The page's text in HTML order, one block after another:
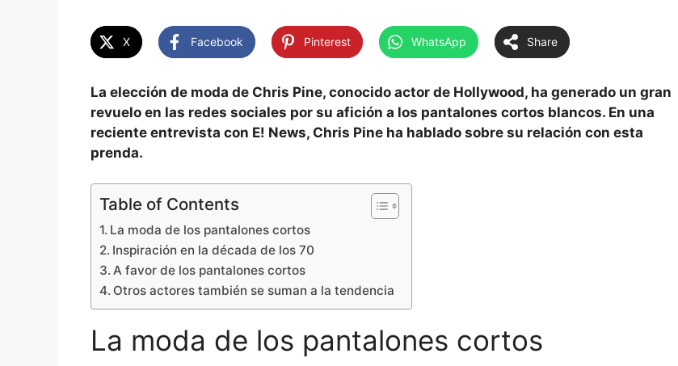
X Facebook Pinterest WhatsApp Share
La elección de moda de Chris Pine, conocido actor de Hollywood, ha generado un gran
revuelo en las redes sociales por su afición a los pantalones cortos blancos. En una
reciente entrevista con E! News, Chris Pine ha hablado sobre su relación con esta
prenda.
Table of Contents
La moda de los pantalones cortos
Inspiración en la década de los 70
A favor de los pantalones cortos
Otros actores también se suman a la tendencia
La moda de los pantalones cortos